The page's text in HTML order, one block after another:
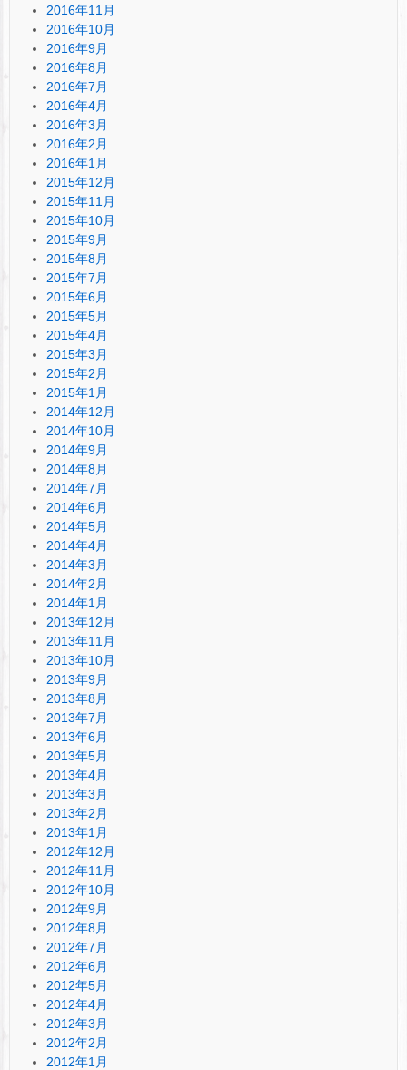
2016年11月
2016年10月
2016年9月
2016年8月
2016年7月
2016年4月
2016年3月
2016年2月
2016年1月
2015年12月
2015年11月
2015年10月
2015年9月
2015年8月
2015年7月
2015年6月
2015年5月
2015年4月
2015年3月
2015年2月
2015年1月
2014年12月
2014年10月
2014年9月
2014年8月
2014年7月
2014年6月
2014年5月
2014年4月
2014年3月
2014年2月
2014年1月
2013年12月
2013年11月
2013年10月
2013年9月
2013年8月
2013年7月
2013年6月
2013年5月
2013年4月
2013年3月
2013年2月
2013年1月
2012年12月
2012年11月
2012年10月
2012年9月
2012年8月
2012年7月
2012年6月
2012年5月
2012年4月
2012年3月
2012年2月
2012年1月